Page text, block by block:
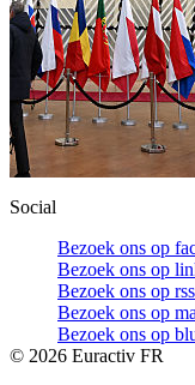
Social
Bezoek ons op
Bezoek ons op
Bezoek ons op
Bezoek ons op
Bezoek ons op
© 2026 Euractiv FR